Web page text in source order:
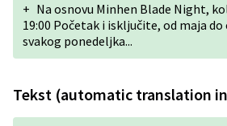
+ Na osnovu Minhen Blade Night,
19:00 Početak i isključite, od maja
svakog ponedeljka...
Tekst (automatic translation